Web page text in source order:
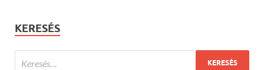
KERESÉS